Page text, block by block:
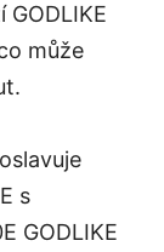
může
s
GODLIKE